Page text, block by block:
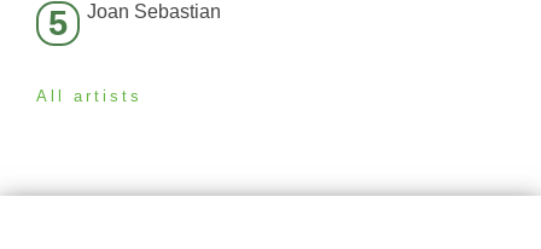
5 Joan Sebastian
All artists